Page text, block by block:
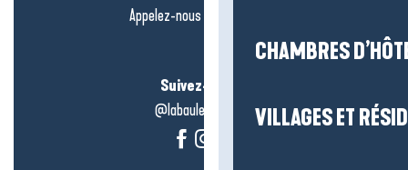
CHAMBRES
VILLAGES ET
Appelez-nous en
Suivez-nous !
@labauleguérande